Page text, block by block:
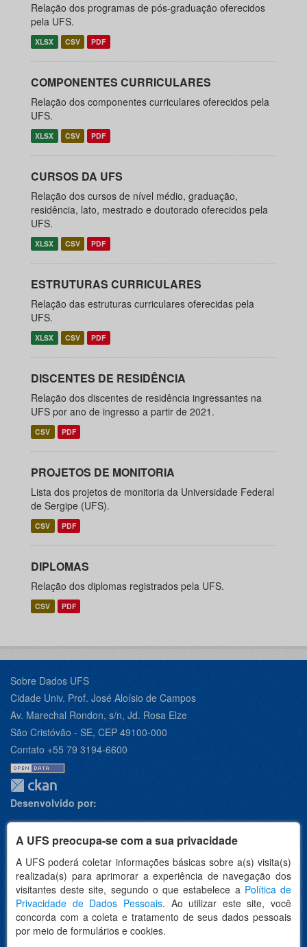
A UFS preocupa-se com a sua privacidade
A UFS poderá coletar informações básicas sobre a(s) visita(s)
realizada(s) para aprimorar a experiência de navegação dos
visitantes deste site, segundo o que estabelece a Política de
Privacidade de Dados Pessoais. Ao utilizar este site, você
concorda com a coleta e tratamento de seus dados pessoais
por meio de formulários e cookies.
Relação dos programas de pós-graduação oferecidos
pela UFS.
XLSX CSV PDF
COMPONENTES CURRICULARES
Relação dos componentes curriculares oferecidos pela
UFS.
XLSX CSV PDF
CURSOS DA UFS
Relação dos cursos de nível médio, graduação,
residência, lato, mestrado e doutorado oferecidos pela
UFS.
XLSX CSV PDF
ESTRUTURAS CURRICULARES
Relação das estruturas curriculares oferecidas pela
UFS.
XLSX CSV PDF
DISCENTES DE RESIDÊNCIA
Relação dos discentes de residência ingressantes na
UFS por ano de ingresso a partir de 2021.
CSV PDF
PROJETOS DE MONITORIA
Lista dos projetos de monitoria da Universidade Federal
de Sergipe (UFS).
CSV PDF
DIPLOMAS
Relação dos diplomas registrados pela UFS.
CSV PDF
Sobre Dados UFS
Cidade Univ. Prof. José Aloísio de Campos
Av. Marechal Rondon, s/n, Jd. Rosa Elze
São Cristóvão - SE, CEP 49100-000
Contato +55 79 3194-6600
Desenvolvido por:
Apoio: